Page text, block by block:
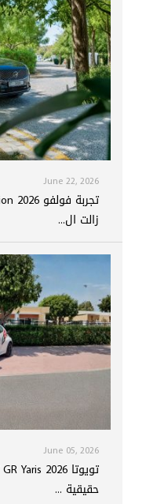
June 22, 2026
زالت ال...
June 05, 2026
حقيقية ...